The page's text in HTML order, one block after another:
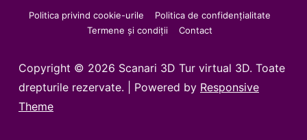
Politica privind cookie-urile
Politica de confidențialitate
Termene și condiții
Contact
Copyright © 2026 Scanari 3D Tur virtual 3D. Toate
drepturile rezervate.
| Powered by Responsive
Theme